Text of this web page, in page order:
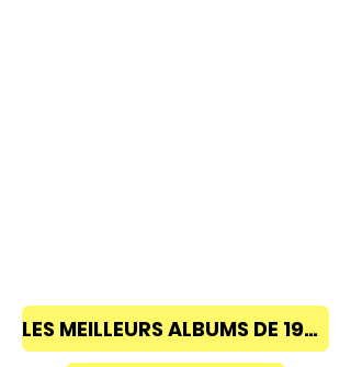
LES MEILLEURS ALBUMS DE 1968 à 2018